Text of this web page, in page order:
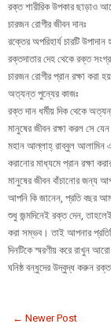
রক্ত শারীরিক উপকার ছাড়াও
চারজন রোগীর জীবন দানঃ
রক্তের অপরিহার্য চারটি
রক্তদাতার দেহ থেকে রক্ত
চারজন রোগীর প্রান রক্ষা করা
অত্যন্ত পুন্যের কাজঃ
রক্ত দান ধর্মীয় দিক থেকে
মানুষের জীবন রক্ষা করল সে
মহান আল্লাহ্ রাব্বুল আলামিন
করানোর মাধ্যমে প্রান রক্ষা
মানুষের জীবন বাঁচানোর জন্য
আপনি কি জানেন, প্রতি বছর
শুধু জন্মদিনেই রক্ত দেন,
করা সম্ভব। তাই আপনার
দিনটিকে স্মরণীয় করে রাখুন
ঘনিষ্ঠ বন্ধুদের উদ্বুদ্ধ করুন
← Newer Post